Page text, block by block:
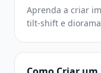
Aprenda a criar
tilt-shift e